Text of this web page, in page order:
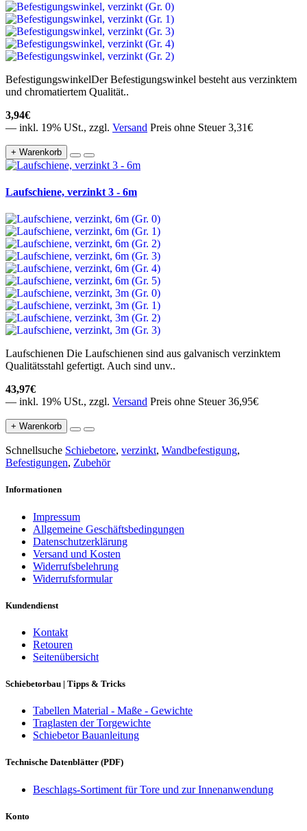
BefestigungswinkelDer Befestigungswinkel besteht aus verzinktem
und chromatiertem Qualität..
3,94€
— inkl. 19% USt., zzgl. Versand Preis ohne Steuer 3,31€
+ Warenkorb
Laufschiene, verzinkt 3 - 6m
Laufschienen Die Laufschienen sind aus galvanisch verzinktem
Qualitätsstahl gefertigt. Auch sind unv..
43,97€
— inkl. 19% USt., zzgl. Versand Preis ohne Steuer 36,95€
+ Warenkorb
Schnellsuche Schiebetore, verzinkt, Wandbefestigung,
Befestigungen, Zubehör
Informationen
Impressum
Allgemeine Geschäftsbedingungen
Datenschutzerklärung
Versand und Kosten
Widerrufsbelehrung
Widerrufsformular
Kundendienst
Kontakt
Retouren
Seitenübersicht
Schiebetorbau | Tipps & Tricks
Tabellen Material - Maße - Gewichte
Traglasten der Torgewichte
Schiebetor Bauanleitung
Technische Datenblätter (PDF)
Beschlags-Sortiment für Tore und zur Innenanwendung
Konto